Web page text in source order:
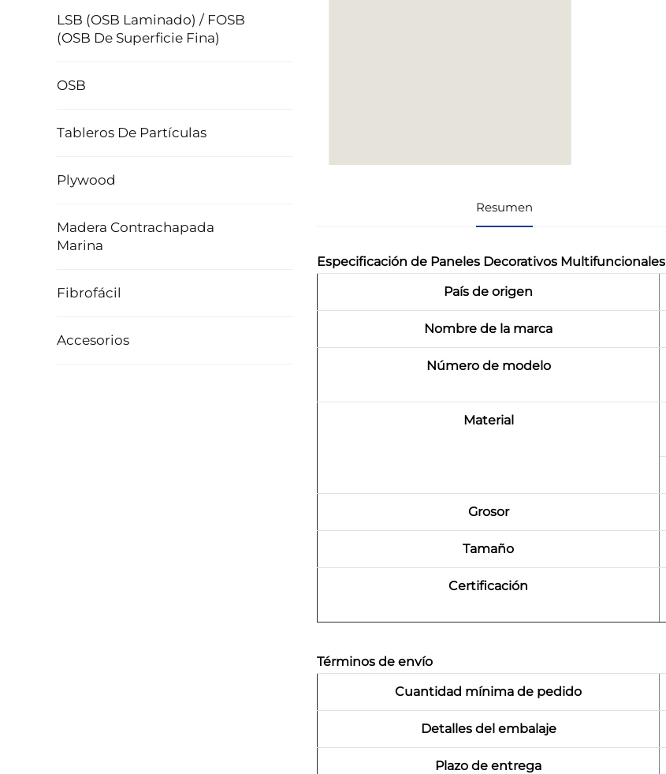
LSB (OSB Laminado) / FOSB
(OSB De Superficie Fina)
OSB
Tableros De Partículas
Plywood
Madera Contrachapada
Marina
Fibrofácil
Accesorios
Resumen
Especificación de Paneles Decorativos Multifuncionales
País de origen
Nombre de la marca
Número de modelo
Material
Grosor
Tamaño
Certificación
Términos de envío
Cuantidad mínima de pedido
Detalles del embalaje
Plazo de entrega